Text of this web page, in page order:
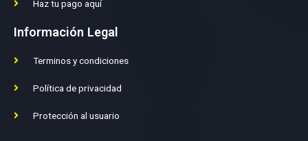
Haz tu pago aquí
Información Legal
Terminos y condiciones
Política de privacidad
Protección al usuario